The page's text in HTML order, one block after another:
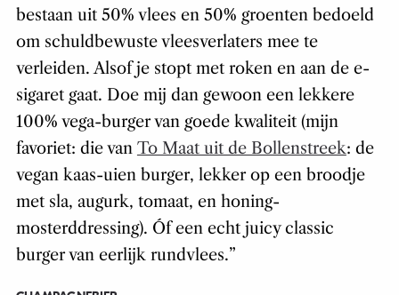
bestaan uit 50% vlees en 50% groenten bedoeld
om schuldbewuste vleesverlaters mee te
verleiden. Alsof je stopt met roken en aan de e-
sigaret gaat. Doe mij dan gewoon een lekkere
100% vega-burger van goede kwaliteit (mijn
favoriet: die van To Maat uit de Bollenstreek: de
vegan kaas-uien burger, lekker op een broodje
met sla, augurk, tomaat, en honing-
mosterddressing). Óf een echt juicy classic
burger van eerlijk rundvlees.”